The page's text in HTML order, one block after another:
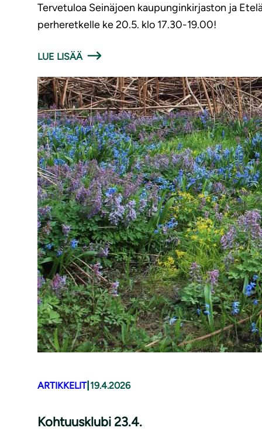
Tervetuloa Seinäjoen kaupunginkirjaston ja
perheretkelle ke 20.5. klo 17.30-19.00!
LUE LISÄÄ
ARTIKKELIT| 19.4.2026
Kohtuusklubi 23.4.